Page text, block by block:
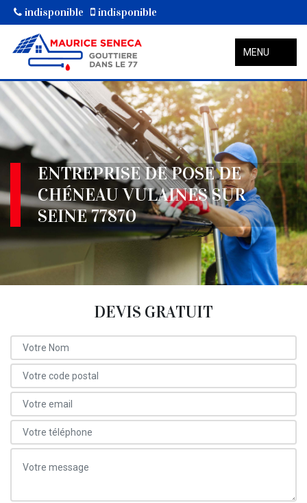
indisponible indisponible
MENU
ENTREPRISE DE POSE DE
CHÉNEAU VULAINES SUR
SEINE 77870
DEVIS GRATUIT